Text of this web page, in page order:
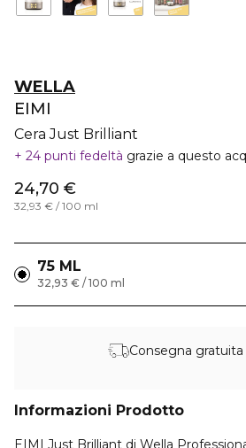
WELLA
EIMI
Cera Just Brilliant
24 punti fedeltà grazie a questo
24,70 €
32,93 € / 100 ml
75 ML
32,93 € / 100 ml
Consegna
Informazioni Prodotto
EIMI Just Brilliant di Wella